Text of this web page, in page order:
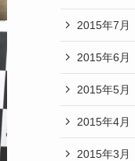
2015年7月
2015年6月
2015年5月
2015年4月
2015年3月